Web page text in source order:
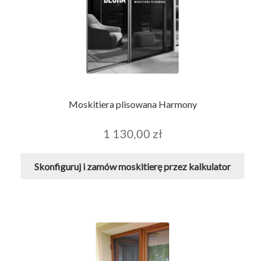
Moskitiera plisowana Harmony
1 130,00 zł
Skonfiguruj i zamów moskitierę przez kalkulator